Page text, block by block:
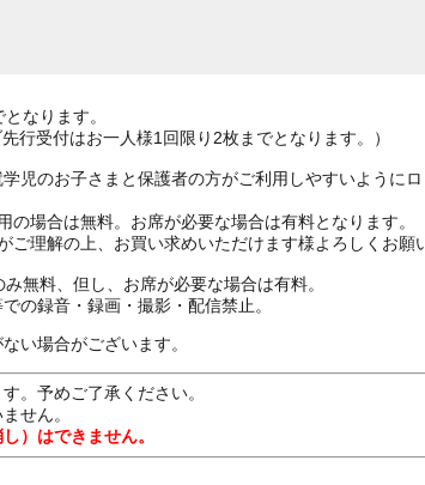
なります。
行受付はお一人様1回限り2枚までとなります。）
児のお子さまと保護者の方がご利用しやすいように
場合は無料。お席が必要な場合は有料となります。
理解の上、お買い求めいただけます様よろしくお願
無料、但し、お席が必要な場合は有料。
い場合がございます。
。予めご了承ください。
せん。
）はできません。